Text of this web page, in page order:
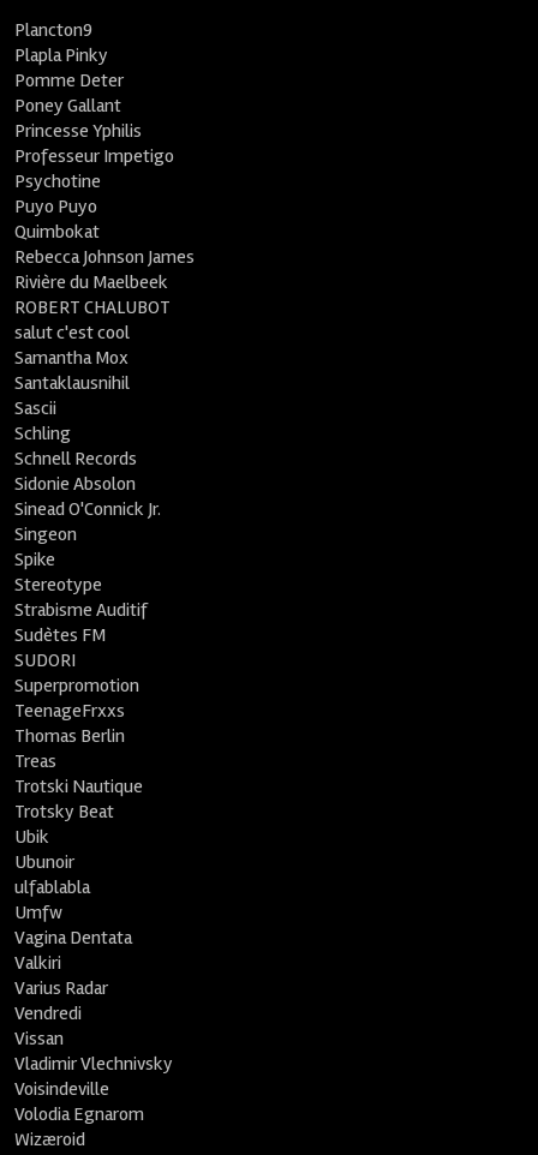
Plancton9
Plapla Pinky
Pomme Deter
Poney Gallant
Princesse Yphilis
Professeur Impetigo
Psychotine
Puyo Puyo
Quimbokat
Rebecca Johnson James
Rivière du Maelbeek
ROBERT CHALUBOT
salut c'est cool
Samantha Mox
Santaklausnihil
Sascii
Schling
Schnell Records
Sidonie Absolon
Sinead O'Connick Jr.
Singeon
Spike
Stereotype
Strabisme Auditif
Sudètes FM
SUDORI
Superpromotion
TeenageFrxxs
Thomas Berlin
Treas
Trotski Nautique
Trotsky Beat
Ubik
Ubunoir
ulfablabla
Umfw
Vagina Dentata
Valkiri
Varius Radar
Vendredi
Vissan
Vladimir Vlechnivsky
Voisindeville
Volodia Egnarom
Wizæroid